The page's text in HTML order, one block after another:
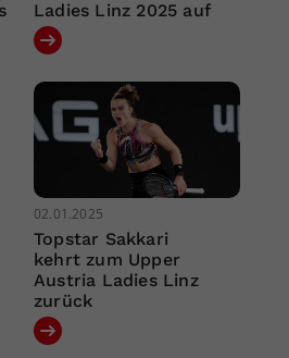
Ladies Linz 2025 auf
02.01.2025
Topstar Sakkari
kehrt zum Upper
Austria Ladies Linz
zurück